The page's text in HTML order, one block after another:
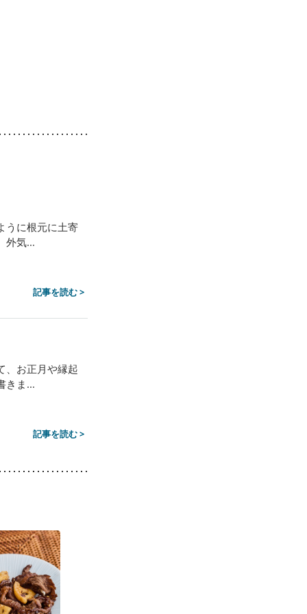
うに根元に土寄
外気...
記事を読む >
、お正月や縁起
きま...
記事を読む >